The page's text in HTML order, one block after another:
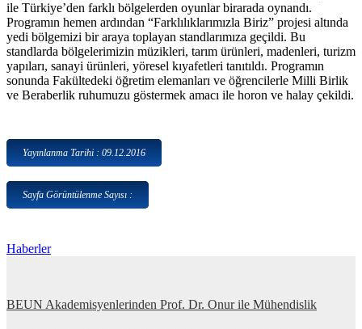
ile Türkiye’den farklı bölgelerden oyunlar birarada oynandı.
Programın hemen ardından “Farklılıklarımızla Biriz” projesi altında
yedi bölgemizi bir araya toplayan standlarımıza geçildi. Bu
standlarda bölgelerimizin müzikleri, tarım ürünleri, madenleri, turizm
yapıları, sanayi ürünleri, yöresel kıyafetleri tanıtıldı. Programın
sonunda Fakültedeki öğretim elemanları ve öğrencilerle Milli Birlik
ve Beraberlik ruhumuzu göstermek amacı ile horon ve halay çekildi.
Yayınlanma Tarihi : 09.12.2016
Sayfa Görüntülenme Sayısı :
Haberler
BEUN Akademisyenlerinden Prof. Dr. Onur ile Mühendislik